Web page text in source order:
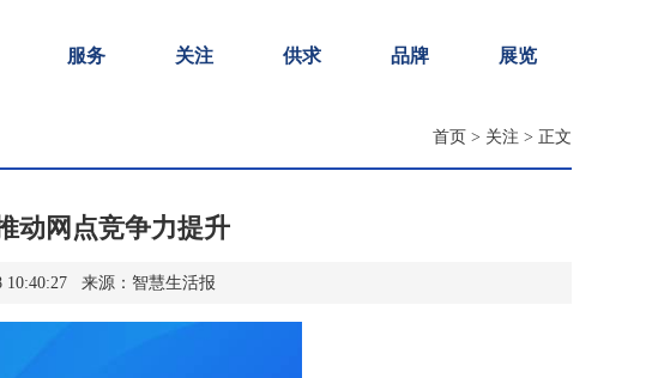
服务 关注 供求 品牌 展览
首页 > 关注 > 正文
动网点竞争力提升
10:40:27 来源：智慧生活报